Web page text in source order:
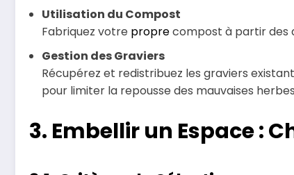
Utilisation du Compost
Fabriquez votre proprecompost à partir des
Gestion des Graviers
Récupérez et redistribuez les graviers
pour limiter la repousse des mauvaises
3. Embellir un Espace :